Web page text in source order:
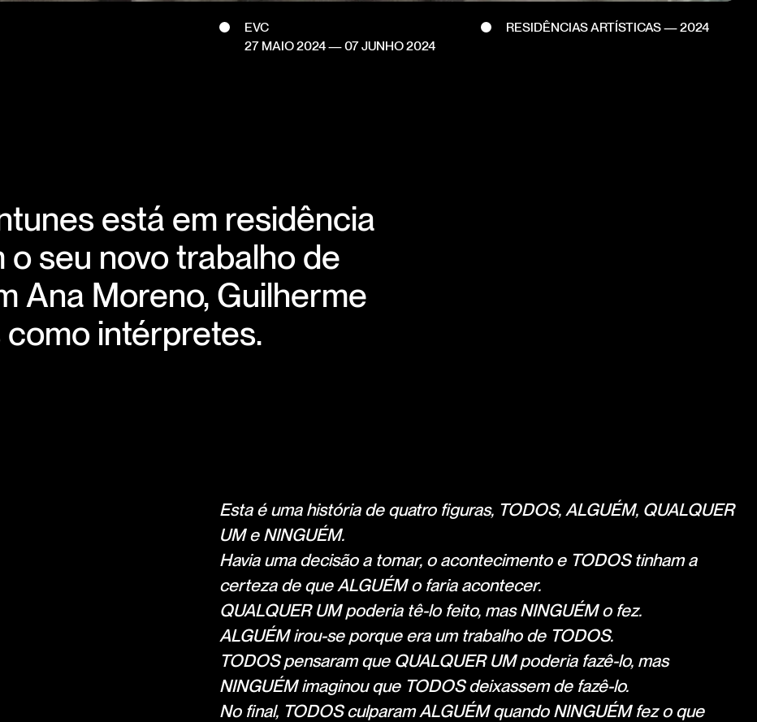
EVC
27 MAIO 2024—07 JUNHO 2024
RESIDÊNCIAS ARTÍSTICAS — 2024
está em residência
seu novo trabalho de
Ana Moreno, Guilherme
intérpretes.
Esta é uma história de quatro figuras, TODOS, ALGUÉM, QUALQUER
UM e NINGUÉM.
Havia uma decisão a tomar, o acontecimento e TODOS tinham a
certeza de que ALGUÉM o faria acontecer.
QUALQUER UM poderia tê-lo feito, mas NINGUÉM o fez.
ALGUÉM irou-se porque era um trabalho de TODOS.
TODOS pensaram que QUALQUER UM poderia fazê-lo, mas
NINGUÉM imaginou que TODOS deixassem de fazê-lo.
No final, TODOS culparam ALGUÉM quando NINGUÉM fez o que